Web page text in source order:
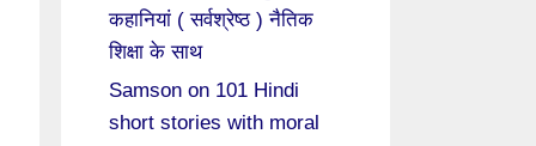
कहानियां ( सर्वश्रेष्ठ ) नैतिक
शिक्षा के साथ
Samson on 101 Hindi
short stories with moral